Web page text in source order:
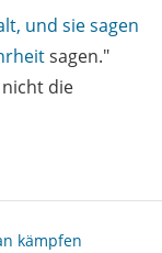
und sie sagen
sagen."
die
kämpfen